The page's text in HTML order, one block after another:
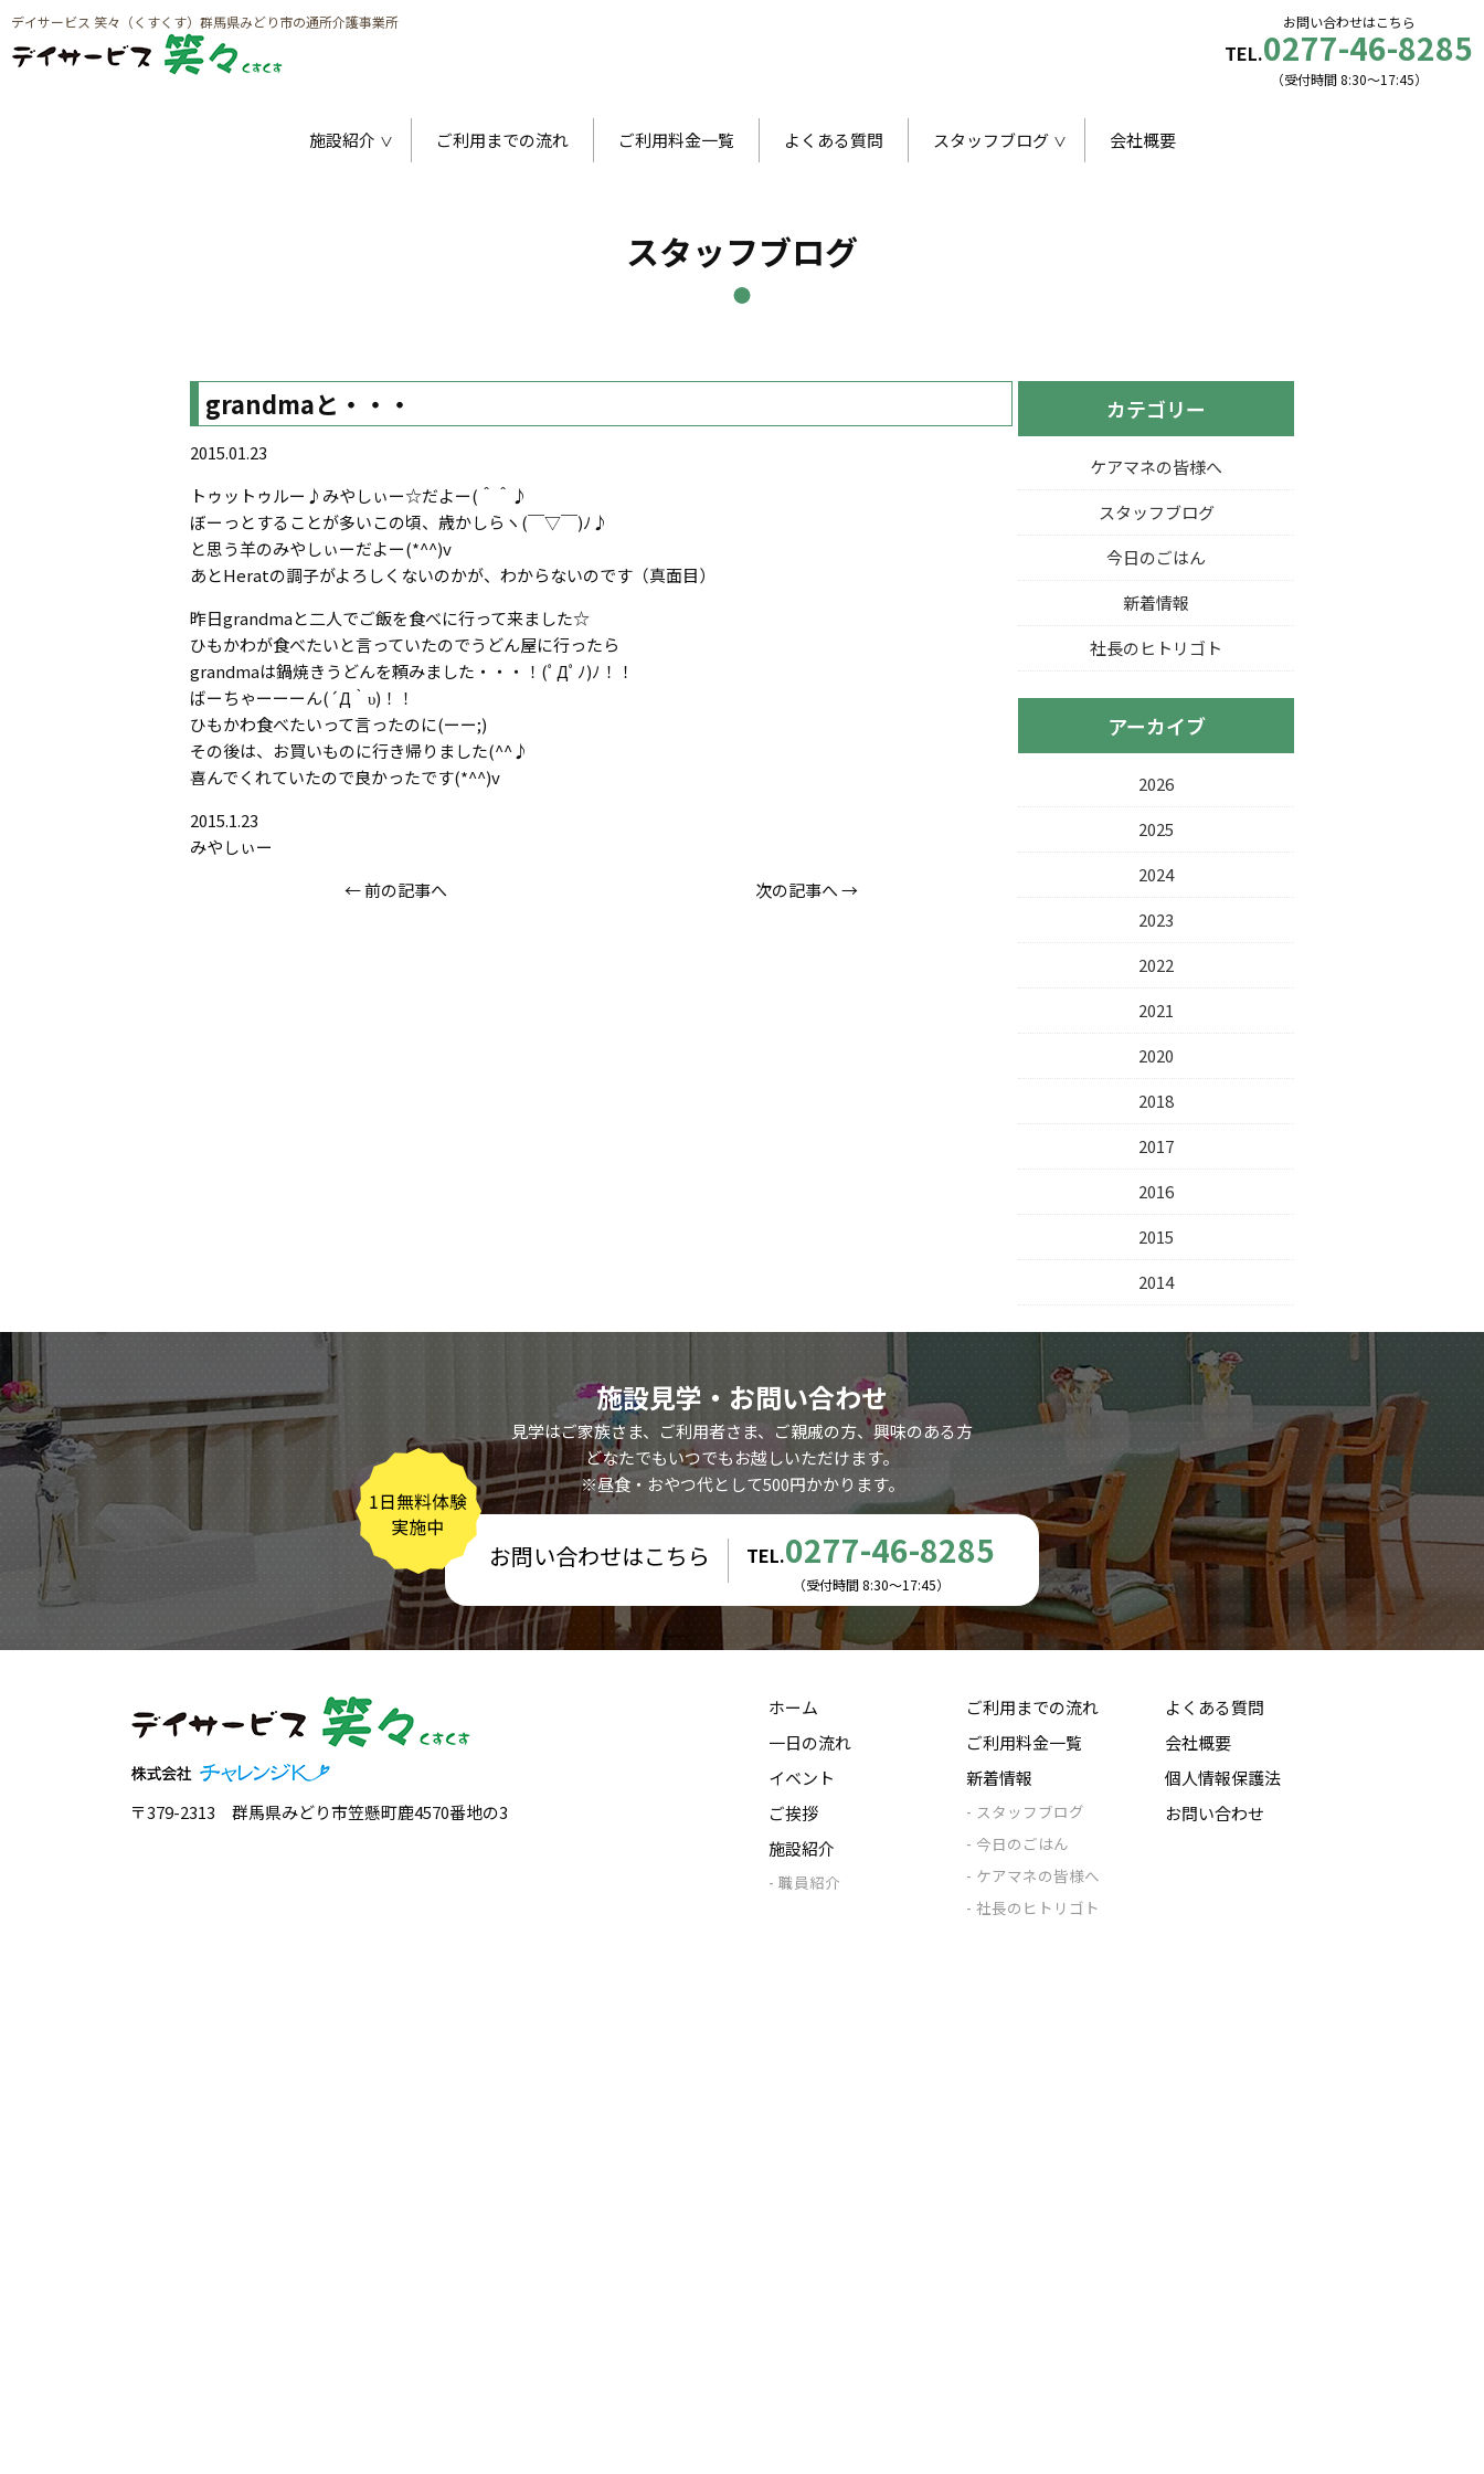
デイサービス 笑々（くすくす）群馬県みどり市の通所介護事業所 お問い合わせはこちら
TEL.0277-46-8285
（受付時間 8:30〜17:45）
施設紹介 ご利用までの流れ ご利用料金一覧 よくある質問 スタッフブログ 会社概要
スタッフブログ
grandmaと・・・
2015.01.23
トゥットゥルー♪みやしぃー☆だよー(＾＾♪
ぼーっとすることが多いこの頃、歳かしらヽ(￣▽￣)ﾉ♪
と思う羊のみやしぃーだよー(*^^)v
あとHeratの調子がよろしくないのかが、わからないのです（真面目）
昨日grandmaと二人でご飯を食べに行って来ました☆
ひもかわが食べたいと言っていたのでうどん屋に行ったら
grandmaは鍋焼きうどんを頼みました・・・！(ﾟДﾟﾉ)ﾉ！！
ばーちゃーーーん(´Д｀υ)！！
ひもかわ食べたいって言ったのに(ーー;)
その後は、お買いものに行き帰りました(^^♪
喜んでくれていたので良かったです(*^^)v
2015.1.23
みやしぃー
←前の記事へ 次の記事へ→
カテゴリー
ケアマネの皆様へ
スタッフブログ
今日のごはん
新着情報
社長のヒトリゴト
アーカイブ
2026
2025
2024
2023
2022
2021
2020
2018
2017
2016
2015
2014
施設見学・お問い合わせ
見学はご家族さま、ご利用者さま、ご親戚の方、興味のある方
どなたでもいつでもお越しいただけます。
※昼食・おやつ代として500円かかります。
お問い合わせはこちら TEL.0277-46-8285
（受付時間 8:30〜17:45）
〒379-2313 群馬県みどり市笠懸町鹿4570番地の3
ホーム
一日の流れ
イベント
ご挨拶
施設紹介
職員紹介
ご利用までの流れ
ご利用料金一覧
新着情報
スタッフブログ
今日のごはん
ケアマネの皆様へ
社長のヒトリゴト
よくある質問
会社概要
個人情報保護法
お問い合わせ